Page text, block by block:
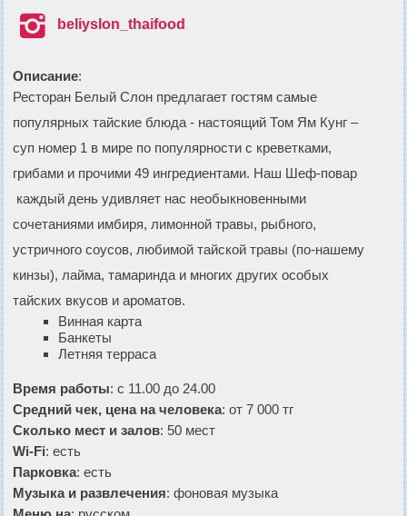
 beliyslon_thaifood
Описание:
Ресторан Белый Слон предлагает гостям самые
популярных тайские блюда - настоящий Том Ям Кунг –
суп номер 1 в мире по популярности с креветками,
грибами и прочими 49 ингредиентами. Наш Шеф-повар
каждый день удивляет нас необыкновенными
сочетаниями имбиря, лимонной травы, рыбного,
устричного соусов, любимой тайской травы (по-нашему
кинзы), лайма, тамаринда и многих других особых
тайских вкусов и ароматов.
Винная карта
Банкеты
Летняя терраса
Время работы: с 11.00 до 24.00
Средний чек, цена на человека: от 7 000 тг
Сколько мест и залов: 50 мест
Wi-Fi: есть
Парковка: есть
Музыка и развлечения: фоновая музыка